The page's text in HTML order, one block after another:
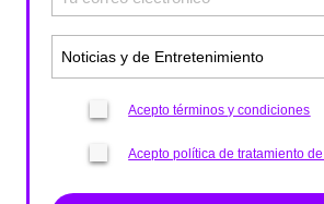
Acepto términos y condiciones
Acepto política de tratamiento